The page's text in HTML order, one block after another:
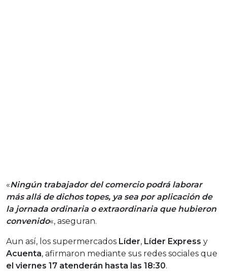
«Ningún trabajador del comercio podrá laborar
más allá de dichos topes, ya sea por aplicación de
la jornada ordinaria o extraordinaria que hubieron
convenido«, aseguran.
Aun así, los supermercados Líder, Líder Express y
Acuenta, afirmaron mediante sus redes sociales que
el viernes 17 atenderán hasta las 18:30.